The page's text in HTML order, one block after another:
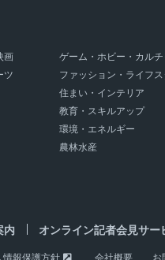
画 ゲーム・ホビー・カルチ
ツ
ファッション・ライフ
住まい・インテリア
教育・スキルアップ
環境・エネルギー
農林水産
内 オンライン記者会見サー